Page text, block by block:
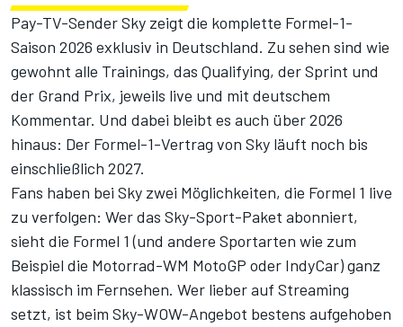
Pay-TV-Sender Sky zeigt die komplette Formel-1-
Saison 2026 exklusiv in Deutschland. Zu sehen sind wie
gewohnt alle Trainings, das Qualifying, der Sprint und
der Grand Prix, jeweils live und mit deutschem
Kommentar. Und dabei bleibt es auch über 2026
hinaus: Der Formel-1-Vertrag von Sky läuft noch bis
einschließlich 2027.
Fans haben bei Sky zwei Möglichkeiten, die Formel 1 live
zu verfolgen: Wer das Sky-Sport-Paket abonniert,
sieht die Formel 1 (und andere Sportarten wie zum
Beispiel die Motorrad-WM MotoGP oder IndyCar) ganz
klassisch im Fernsehen. Wer lieber auf Streaming
setzt, ist beim Sky-WOW-Angebot bestens aufgehoben